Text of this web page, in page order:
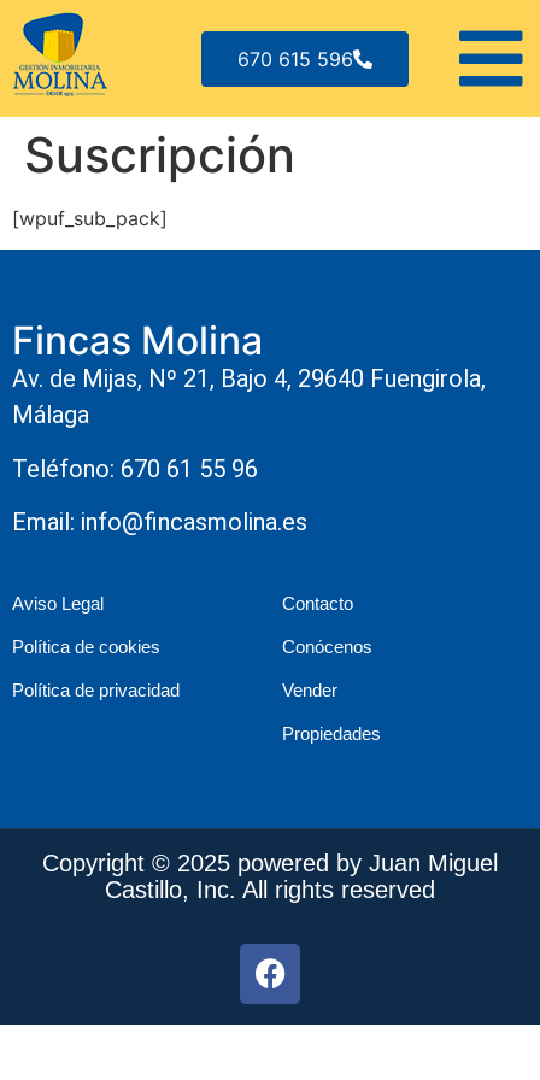
670 615 596
Suscripción
[wpuf_sub_pack]
Fincas Molina
Av. de Mijas, Nº 21, Bajo 4, 29640 Fuengirola,
Málaga
Teléfono: 670 61 55 96
Email: info@fincasmolina.es
Aviso Legal
Política de cookies
Política de privacidad
Contacto
Conócenos
Vender
Propiedades
Copyright © 2025 powered by Juan Miguel
Castillo, Inc. All rights reserved